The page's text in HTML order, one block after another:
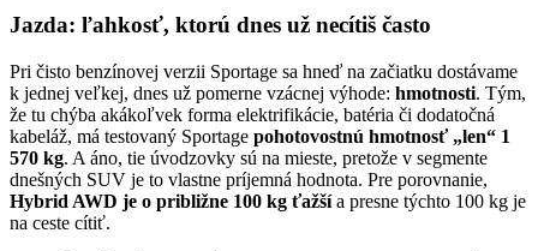
Jazda: ľahkosť, ktorú dnes už necítiš často
Pri čisto benzínovej verzii Sportage sa hneď na začiatku dostávame
k jednej veľkej, dnes už pomerne vzácnej výhode: hmotnosti. Tým,
že tu chýba akákoľvek forma elektrifikácie, batéria či dodatočná
kabeláž, má testovaný Sportage pohotovostnú hmotnosť „len“ 1
570 kg. A áno, tie úvodzovky sú na mieste, pretože v segmente
dnešných SUV je to vlastne príjemná hodnota. Pre porovnanie,
Hybrid AWD je o približne 100 kg ťažšía presne týchto 100 kg je
na ceste cítiť.